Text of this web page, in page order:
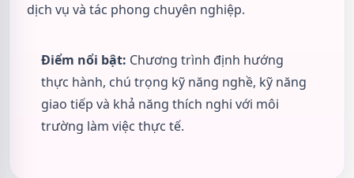
dịch vụ và tác phong chuyên nghiệp.
Điểm nổi bật: Chương trình định hướng
thực hành, chú trọng kỹ năng nghề, kỹ năng
giao tiếp và khả năng thích nghi với môi
trường làm việc thực tế.